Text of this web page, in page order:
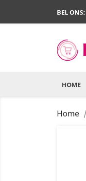
BEL ONS:
HOME
Home